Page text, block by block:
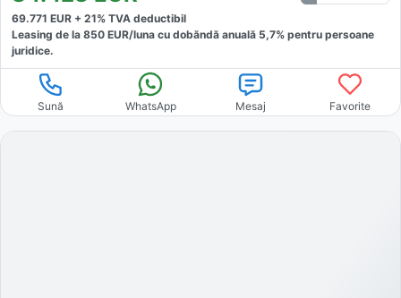
69.771 EUR + 21% TVA deductibil
Leasing de la 850 EUR/luna cu dobăndă anuală 5,7% pentru persoane
juridice.
Sună WhatsApp Mesaj Favorite